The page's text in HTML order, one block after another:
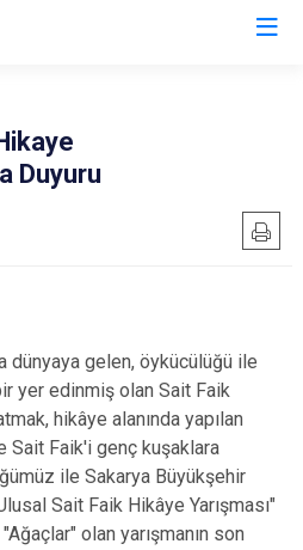
Korkuteli
Döşemealtı
Kepez
Konyaaltı
Muratpaşa
Duyuru
dünyaya gelen, öykücülüğü ile
yer edinmiş olan Sait Faik
hikâye alanında yapılan
Sait Faik'i genç kuşaklara
ile Sakarya Büyükşehir
Sait Faik Hikâye Yarışması"
olan yarışmanın son